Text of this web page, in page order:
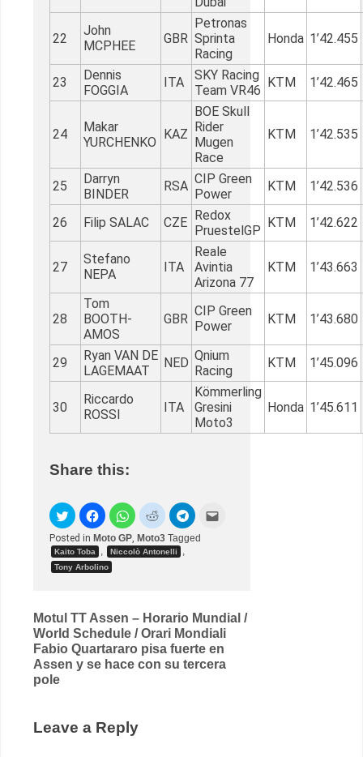
22
John
MCPHEE
GBR
Petronas
Sprinta
Racing
Honda 1’42.455
23
Dennis
FOGGIA
ITA
SKY Racing
Team VR46
KTM 1’42.465
24
Makar
YURCHENKO
KAZ
BOE Skull
Rider
Mugen
Race
KTM 1’42.535
25
Darryn
BINDER
RSA CIP Green
Power
KTM 1’42.536
26 Filip SALAC CZE
Redox
PruestelGP
KTM 1’42.622
27
Stefano
NEPA
ITA
Reale
Avintia
Arizona 77
KTM 1’43.663
28
Tom
BOOTH-
AMOS
GBR
CIP Green
Power
KTM 1’43.680
29
Ryan VAN DE
LAGEMAAT
NED Qnium
Racing
KTM 1’45.096
30
Riccardo
ROSSI
ITA
Kömmerling
Gresini
Moto3
Honda 1’45.611
Share this:
Posted in Moto GP, Moto3 Tagged
Kaito Toba , Niccolò Antonelli ,
Tony Arbolino
Post
navigation
Motul TT Assen – Horario Mundial /
World Schedule / Orari Mondiali
Fabio Quartararo pisa fuerte en
Assen y se hace con su tercera
pole
Leave a Reply